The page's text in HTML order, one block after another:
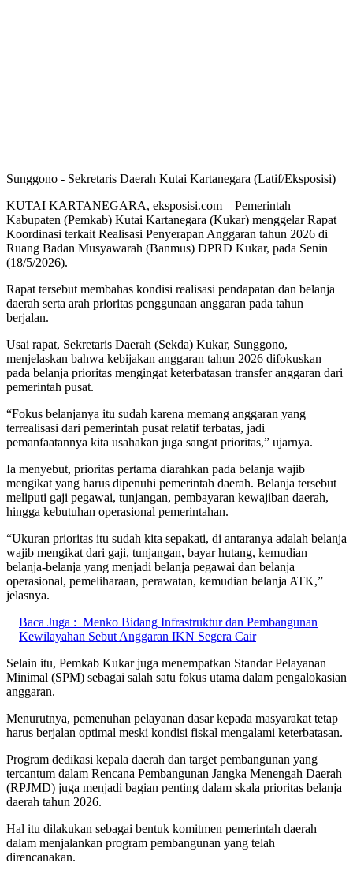
Sunggono - Sekretaris Daerah Kutai Kartanegara (Latif/Eksposisi)
KUTAI KARTANEGARA, eksposisi.com – Pemerintah
Kabupaten (Pemkab) Kutai Kartanegara (Kukar) menggelar Rapat
Koordinasi terkait Realisasi Penyerapan Anggaran tahun 2026 di
Ruang Badan Musyawarah (Banmus) DPRD Kukar, pada Senin
(18/5/2026).
Rapat tersebut membahas kondisi realisasi pendapatan dan belanja
daerah serta arah prioritas penggunaan anggaran pada tahun
berjalan.
Usai rapat, Sekretaris Daerah (Sekda) Kukar, Sunggono,
menjelaskan bahwa kebijakan anggaran tahun 2026 difokuskan
pada belanja prioritas mengingat keterbatasan transfer anggaran dari
pemerintah pusat.
“Fokus belanjanya itu sudah karena memang anggaran yang
terrealisasi dari pemerintah pusat relatif terbatas, jadi
pemanfaatannya kita usahakan juga sangat prioritas,” ujarnya.
Ia menyebut, prioritas pertama diarahkan pada belanja wajib
mengikat yang harus dipenuhi pemerintah daerah. Belanja tersebut
meliputi gaji pegawai, tunjangan, pembayaran kewajiban daerah,
hingga kebutuhan operasional pemerintahan.
“Ukuran prioritas itu sudah kita sepakati, di antaranya adalah belanja
wajib mengikat dari gaji, tunjangan, bayar hutang, kemudian
belanja-belanja yang menjadi belanja pegawai dan belanja
operasional, pemeliharaan, perawatan, kemudian belanja ATK,”
jelasnya.
Baca Juga : Menko Bidang Infrastruktur dan Pembangunan
Kewilayahan Sebut Anggaran IKN Segera Cair
Selain itu, Pemkab Kukar juga menempatkan Standar Pelayanan
Minimal (SPM) sebagai salah satu fokus utama dalam pengalokasian
anggaran.
Menurutnya, pemenuhan pelayanan dasar kepada masyarakat tetap
harus berjalan optimal meski kondisi fiskal mengalami keterbatasan.
Program dedikasi kepala daerah dan target pembangunan yang
tercantum dalam Rencana Pembangunan Jangka Menengah Daerah
(RPJMD) juga menjadi bagian penting dalam skala prioritas belanja
daerah tahun 2026.
Hal itu dilakukan sebagai bentuk komitmen pemerintah daerah
dalam menjalankan program pembangunan yang telah
direncanakan.